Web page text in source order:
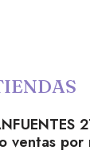
ventas por